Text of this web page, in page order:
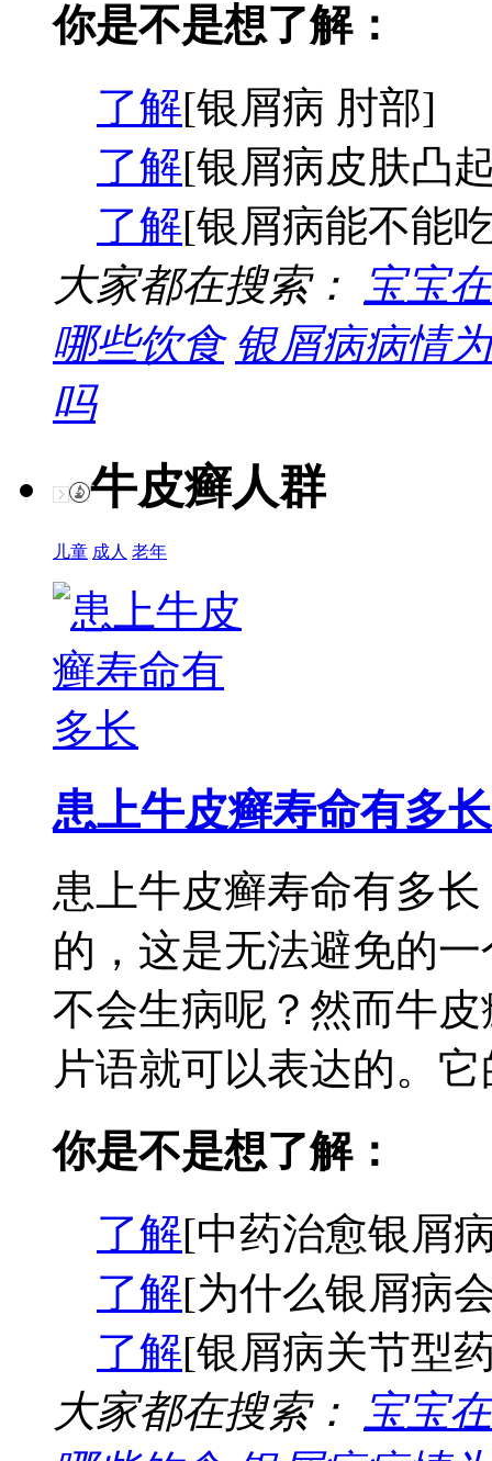
你是不是想了解：
了解[银屑病 肘部]
了解[银屑病皮肤凸
了解[银屑病能不能
大家都在搜索：
宝宝
哪些饮食 银屑病病情
吗
牛皮癣人群
儿童 成人 老年
患上牛皮癣寿命有多长
患上牛皮癣寿命有多
的，这是无法避免的
不会生病呢？然而牛
片语就可以表达的。
你是不是想了解：
了解[中药治愈银屑
了解[为什么银屑病
了解[银屑病关节型
大家都在搜索：
宝宝